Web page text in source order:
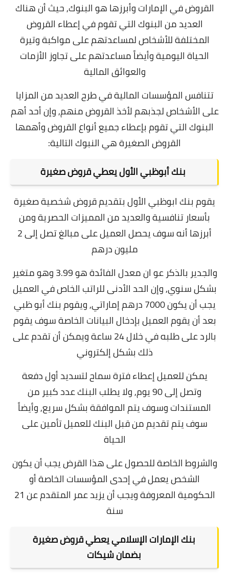
القروض في الإمارات وأبرزها هو البنوك,حيث أن هناك
العديد من البنوك التي تقوم في إعطاء القروض
المختلفة للأشخاص لمساعدتهم على مواكبة وتيرة
الحياة اليومية وأيضاً مساعدتهم على تجاوز الأزمات
والعوائق المالية
تتنافس المؤسسات المالية في طرح العديد من المزايا
على الأشخاص لجذبهم لأخذ القروض منهم, وإنأحد أهم
البنوك التي تقوم بإعطاء جميع أنواع القروض وأهمها
القروض الصغيرة هي النبوك التالية:
بنك أبوظبي الأول يعطي قروض صغيرة
يقوم بنك ابوظبي الأول بتقديم قروض شخصية صغيرة
بأسعار تنافسية والعديد من المميزات الحصرية ومن
أبرزها
أنه سوف يحصل العميل على مبالغ تصل إلى 2
مليون درهم
والجدير بالذكر عو ان معدل الفائدة هو 3.99 وهو متغير
بشكل سنوي, وإن الحد الأدنى للراتب الخاص في العميل
يجب أن يكون 7000 درهم إماراتي, و
يقوم بنك أبو ظبي
بعد أن يقوم العميل بإدخال البيانات الخاصة سوف يقوم
بالرد على طلبه في خلال 24 ساعة ويمكن أن تقدم على
ذلك بشكل إلكتروني
يمكن للعميل إعطاء فترة سماح لتسديد أول دفعة
وتصل إلى 90 يوم, و
لا يطلب البنك عدد كبير من
المستندات وسوف يتم الموافقة بشكل سريع,وأيضاً
سوف يتم تقديم من قبل البنك للعميل تأمين على
الحياة
والشروط الخاصة للحصول على هذا القرض يجب أن يكون
الشخص يعمل في إحدى المؤسسات الخاصة أو
الحكومية المعروفة ويجب أن يزيد عمر المتقدم عن 21
سنة
بنك الإمارات الإسلامي يعطي قروض صغيرة
بضمان شيكات